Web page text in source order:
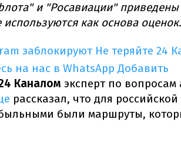
и "Росавиации" приведены
используются как основа оценок.
заблокируют Не теряйте 24
на нас в WhatsApp Добавить
Каналом эксперт по
рассказал, что для
были маршруты,